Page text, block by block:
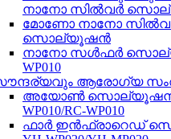
നാനോ സിൽവർ
മോണോ നാനോ
സൊല്യൂഷൻ
നാനോ സൾഫർ
WP010
ആരോഗ്യ
അയോൺ സൊല്യൂഷൻ
WP010/RC-WP010
ഫാർ ഇൻഫ്രാറെഡ്